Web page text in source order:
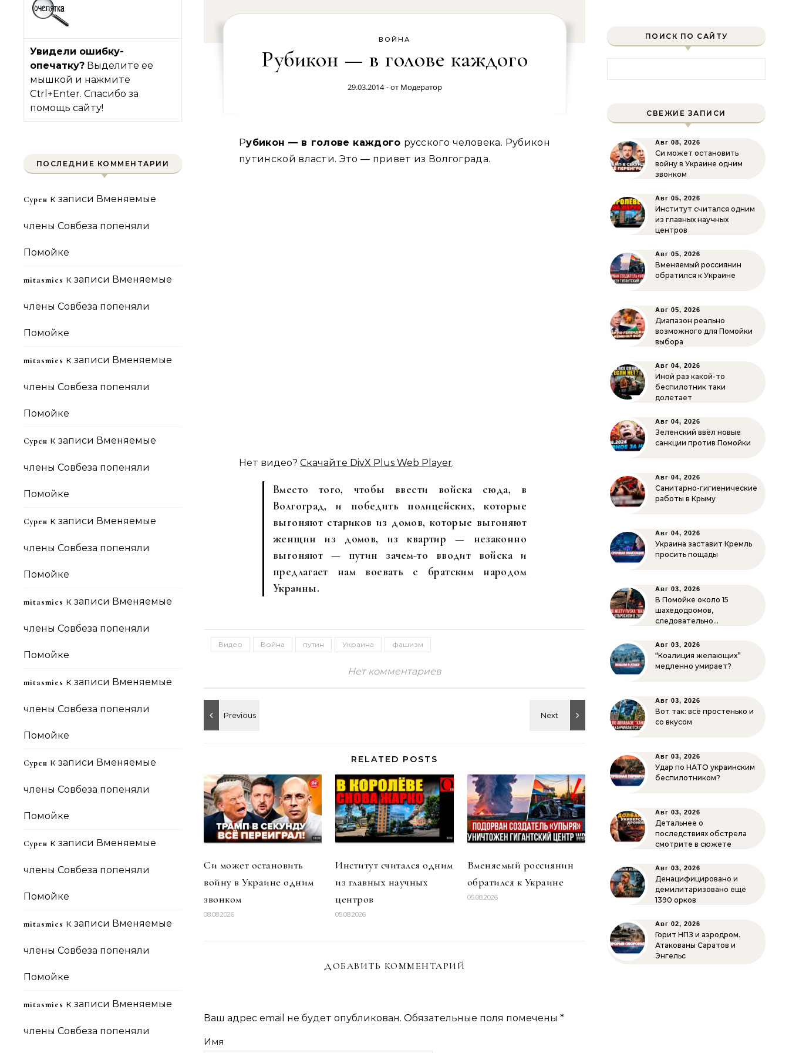
Увидели ошибку-
опечатку? Выделите ее
мышкой и нажмите
Ctrl+Enter. Спасибо за
помощь сайту!
ПОСЛЕДНИЕ КОММЕНТАРИИ
Сурен к записи Вменяемые
члены Совбеза попеняли
Помойке
mitasmies к записи Вменяемые
члены Совбеза попеняли
Помойке
mitasmies к записи Вменяемые
члены Совбеза попеняли
Помойке
Сурен к записи Вменяемые
члены Совбеза попеняли
Помойке
Сурен к записи Вменяемые
члены Совбеза попеняли
Помойке
mitasmies к записи Вменяемые
члены Совбеза попеняли
Помойке
mitasmies к записи Вменяемые
члены Совбеза попеняли
Помойке
Сурен к записи Вменяемые
члены Совбеза попеняли
Помойке
Сурен к записи Вменяемые
члены Совбеза попеняли
Помойке
mitasmies к записи Вменяемые
члены Совбеза попеняли
Помойке
mitasmies к записи Вменяемые
члены Совбеза попеняли
ВОЙНА
Рубикон — в голове каждого
29.03.2014 - от Модератор
Рубикон — в голове каждого русского человека. Рубикон
путинской власти. Это — привет из Волгограда.
Нет видео? Скачайте DivX Plus Web Player.
Вместо того, чтобы ввести войска сюда, в
Волгоград, и победить полицейских, которые
выгоняют стариков из домов, которые выгоняют
женщин из домов, из квартир — незаконно
выгоняют — путин зачем-то вводит войска и
предлагает нам воевать с братским народом
Украины.
Видео Война путин Украина фашизм
Нет комментариев
RELATED POSTS
Си может остановить
войну в Украине одним
звонком
08.08.2026
Институт считался одним
из главных научных
центров
05.08.2026
Вменяемый россиянин
обратился к Украине
05.08.2026
ДОБАВИТЬ КОММЕНТАРИЙ
Ваш адрес email не будет опубликован. Обязательные поля помечены *
Имя
ПОИСК ПО САЙТУ
СВЕЖИЕ ЗАПИСИ
Авг 08, 2026
Си может остановить
войну в Украине одним
звонком
Авг 05, 2026
Институт считался одним
из главных научных
центров
Авг 05, 2026
Вменяемый россиянин
обратился к Украине
Авг 05, 2026
Диапазон реально
возможного для Помойки
выбора
Авг 04, 2026
Иной раз какой-то
беспилотник таки
долетает
Авг 04, 2026
Зеленский ввёл новые
санкции против Помойки
Авг 04, 2026
Санитарно-гигиенические
работы в Крыму
Авг 04, 2026
Украина заставит Кремль
просить пощады
Авг 03, 2026
В Помойке около 15
шахедодромов,
следовательно…
Авг 03, 2026
“Коалиция желающих”
медленно умирает?
Авг 03, 2026
Вот так: всё простенько и
со вкусом
Авг 03, 2026
Удар по НАТО украинским
беспилотником?
Авг 03, 2026
Детальнее о
последствиях обстрела
смотрите в сюжете
Авг 03, 2026
Денацифицировано и
демилитаризовано ещё
1390 орков
Авг 02, 2026
Горит НПЗ и аэродром.
Атакованы Саратов и
Энгельс